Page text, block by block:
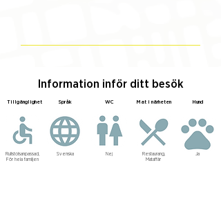
Information inför ditt besök
Tillgänglighet Språk WC Mat i närheten Hund
Rullstolsanpassad,
För hela familjen
Svenska Nej
Restaurang,
Mataffär
Ja